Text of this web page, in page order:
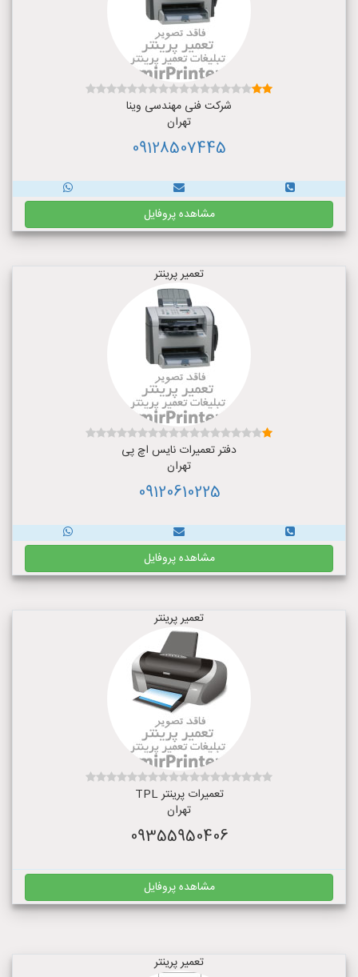
شرکت فنی مهندسی وینا
تهران
09128507445
مشاهده پروفایل
تعمیر پرینتر
دفتر تعمیرات نایس اچ پی
تهران
09120610225
مشاهده پروفایل
تعمیر پرینتر
تعمیرات پرینتر TPL
تهران
09355950406
مشاهده پروفایل
تعمیر پرینتر